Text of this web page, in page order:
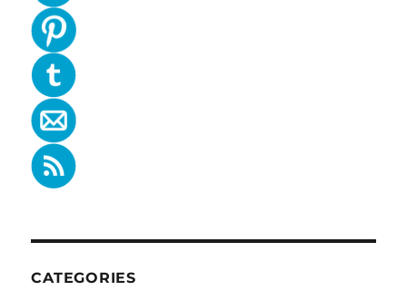
CATEGORIES